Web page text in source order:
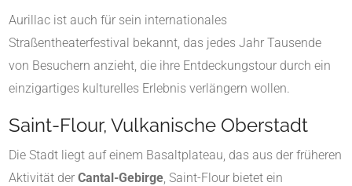
Aurillac ist auch für sein internationales
Straßentheaterfestival bekannt, das jedes Jahr Tausende
von Besuchern anzieht, die ihre Entdeckungstour durch ein
einzigartiges kulturelles Erlebnis verlängern wollen.
Saint-Flour, Vulkanische Oberstadt
Die Stadt liegt auf einem Basaltplateau, das aus der früheren
Aktivität der Cantal-Gebirge, Saint-Flour bietet ein